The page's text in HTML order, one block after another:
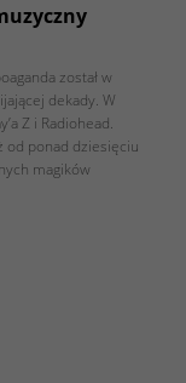
został w
dekady. W
Z i Radiohead.
od ponad dziesięciu
magików